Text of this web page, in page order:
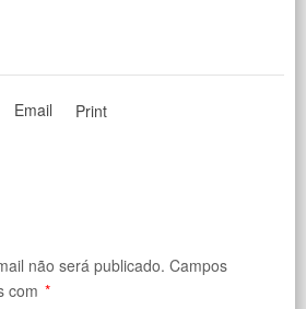
Email Print
não será publicado. Campos
com *